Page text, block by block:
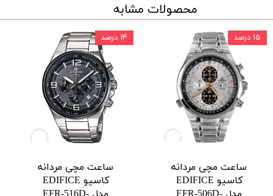
محصولات مشابه
ساعت مچی مردانه
کاسیو EDIFICE
۱۵ درصد
ساعت مچی مردانه
کاسیو EDIFICE
۱۴ درصد